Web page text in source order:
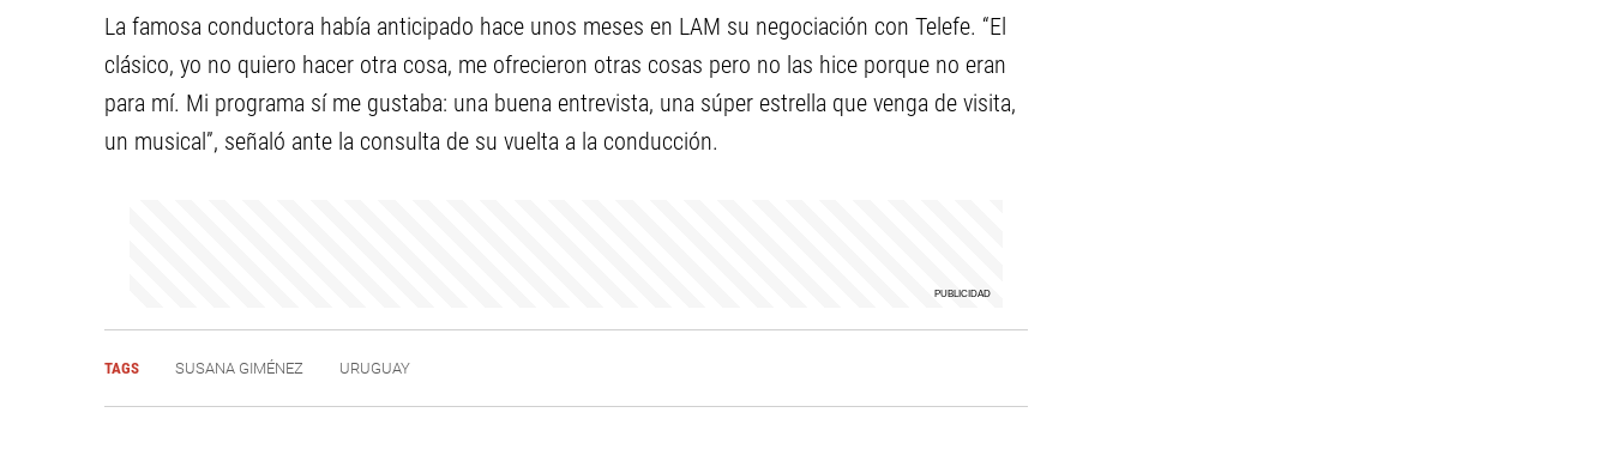
La famosa conductora había anticipado hace unos meses en LAM su negociación con Telefe. “El
clásico, yo no quiero hacer otra cosa, me ofrecieron otras cosas pero no las hice porque no eran
para mí. Mi programa sí me gustaba: una buena entrevista, una súper estrella que venga de visita,
un musical”, señaló ante la consulta de su vuelta a la conducción.
TAGS SUSANA GIMÉNEZ URUGUAY